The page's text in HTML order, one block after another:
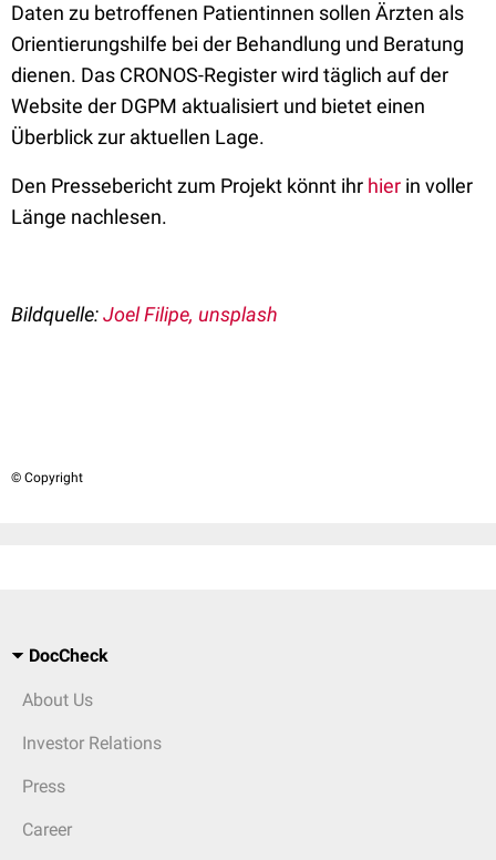
Daten zu betroffenen Patientinnen sollen Ärzten als
Orientierungshilfe bei der Behandlung und Beratung
dienen. Das CRONOS-Register wird täglich auf der
Website der DGPM aktualisiert und bietet einen
Überblick zur aktuellen Lage.
Den Pressebericht zum Projekt könnt ihr hier in voller
Länge nachlesen.
Bildquelle:Joel Filipe, unsplash
© Copyright
DocCheck
About Us
Investor Relations
Press
Career